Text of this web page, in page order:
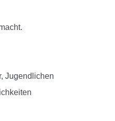
Jugendlichen